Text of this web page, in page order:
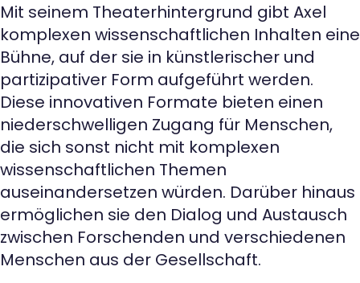
Mit seinem Theaterhintergrund gibt Axel
komplexen wissenschaftlichen Inhalten eine
Bühne, auf der sie in künstlerischer und
partizipativer Form aufgeführt werden.
Diese innovativen Formate bieten einen
niederschwelligen Zugang für Menschen,
die sich sonst nicht mit komplexen
wissenschaftlichen Themen
auseinandersetzen würden. Darüber hinaus
ermöglichen sie den Dialog und Austausch
zwischen Forschenden und verschiedenen
Menschen aus der Gesellschaft.